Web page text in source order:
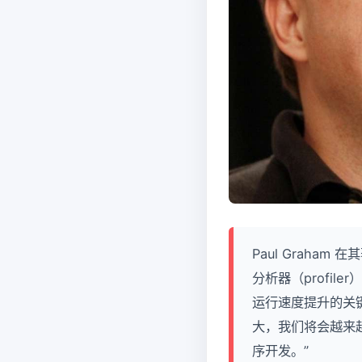
Paul Graham 在
分析器（profiler
运行速度提升的关
大，我们将会越来
序开发。”